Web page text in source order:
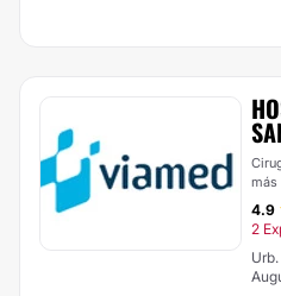
más
4.9
2
Urb.